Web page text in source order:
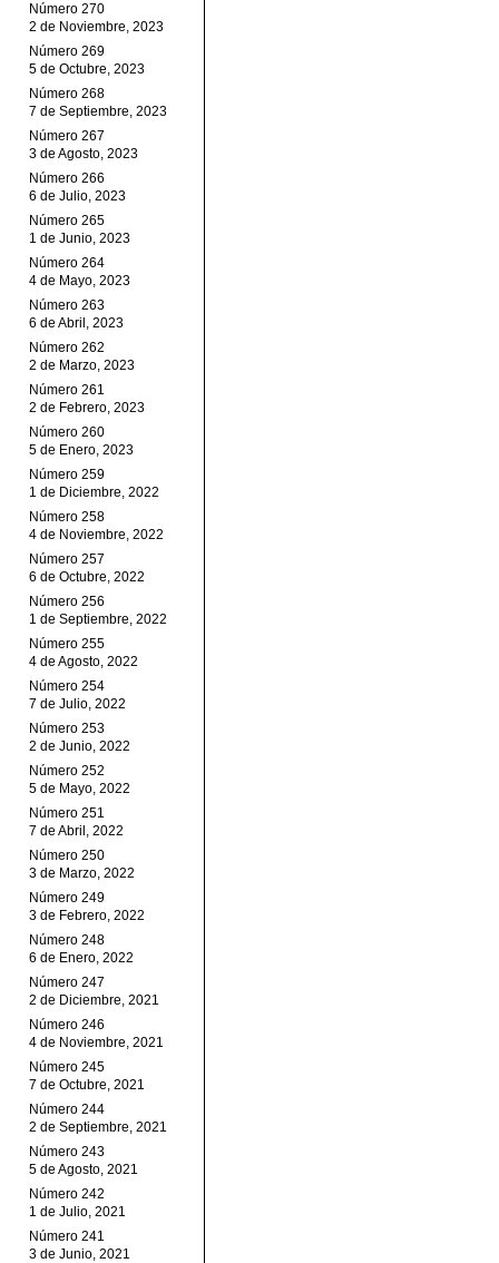
Número 270
2 de Noviembre, 2023
Número 269
5 de Octubre, 2023
Número 268
7 de Septiembre, 2023
Número 267
3 de Agosto, 2023
Número 266
6 de Julio, 2023
Número 265
1 de Junio, 2023
Número 264
4 de Mayo, 2023
Número 263
6 de Abril, 2023
Número 262
2 de Marzo, 2023
Número 261
2 de Febrero, 2023
Número 260
5 de Enero, 2023
Número 259
1 de Diciembre, 2022
Número 258
4 de Noviembre, 2022
Número 257
6 de Octubre, 2022
Número 256
1 de Septiembre, 2022
Número 255
4 de Agosto, 2022
Número 254
7 de Julio, 2022
Número 253
2 de Junio, 2022
Número 252
5 de Mayo, 2022
Número 251
7 de Abril, 2022
Número 250
3 de Marzo, 2022
Número 249
3 de Febrero, 2022
Número 248
6 de Enero, 2022
Número 247
2 de Diciembre, 2021
Número 246
4 de Noviembre, 2021
Número 245
7 de Octubre, 2021
Número 244
2 de Septiembre, 2021
Número 243
5 de Agosto, 2021
Número 242
1 de Julio, 2021
Número 241
3 de Junio, 2021